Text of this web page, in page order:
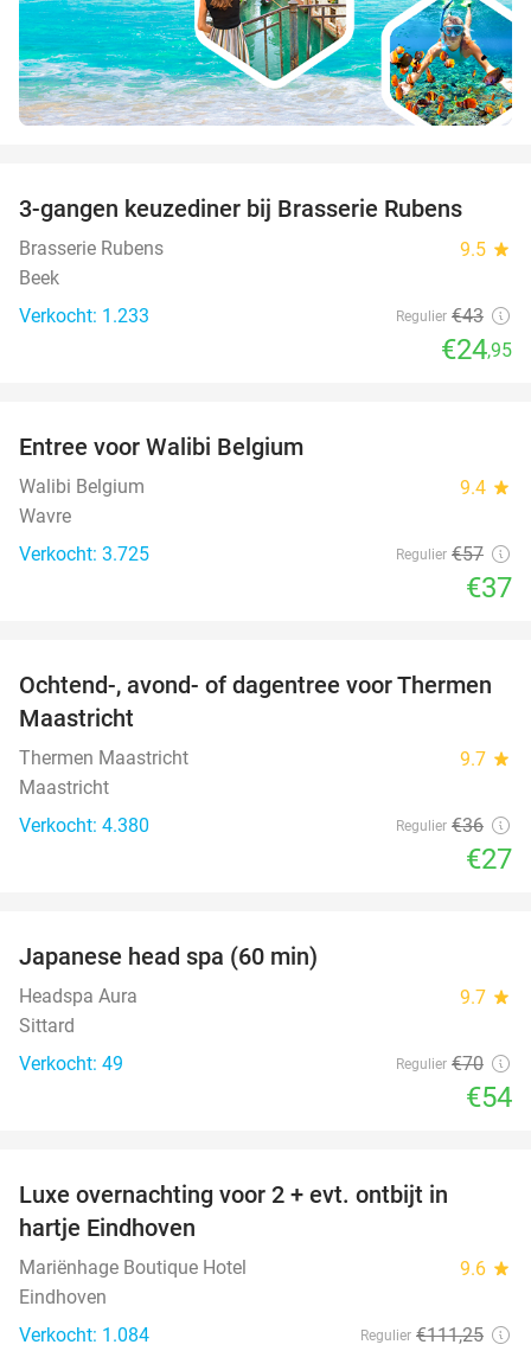
42%
3-gangen keuzediner bij Brasserie Rubens
Brasserie Rubens 9.5 star
Beek
Verkocht: 1.233
Regulier €43
€24,95
Entree voor Walibi Belgium
Walibi Belgium 9.4 star
Wavre
Verkocht: 3.725
Regulier €57
€37
25%
Ochtend-, avond- of dagentree voor Thermen
Maastricht
Thermen Maastricht 9.7 star
Maastricht
Verkocht: 4.380
Regulier €36
€27
Japanese head spa (60 min)
Headspa Aura 9.7 star
Sittard
Verkocht: 49
Regulier €70
€54
Luxe overnachting voor 2 + evt. ontbijt in
hartje Eindhoven
Mariënhage Boutique Hotel 9.6 star
Eindhoven
Verkocht: 1.084
Regulier €111,25